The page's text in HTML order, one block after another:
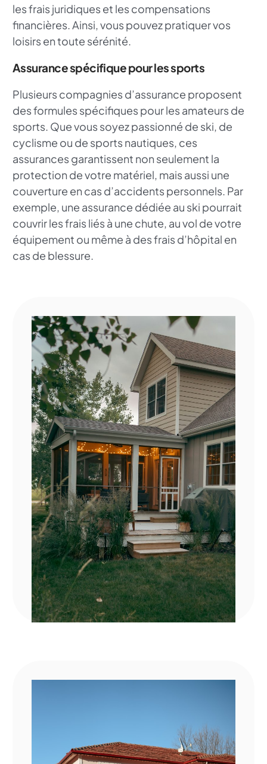
les frais juridiques et les compensations
financières. Ainsi, vous pouvez pratiquer vos
loisirs en toute sérénité.
Assurance spécifique pour les sports
Plusieurs compagnies d’assurance proposent
des formules spécifiques pour les amateurs de
sports. Que vous soyez passionné de ski, de
cyclisme ou de sports nautiques, ces
assurances garantissent non seulement la
protection de votre matériel, mais aussi une
couverture en cas d’accidents personnels. Par
exemple, une assurance dédiée au ski pourrait
couvrir les frais liés à une chute, au vol de votre
équipement ou même à des frais d’hôpital en
cas de blessure.